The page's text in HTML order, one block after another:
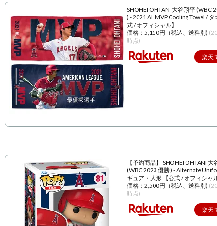
SHOHEI OHTANI 大谷翔平 (WBC
) - 2021 AL MVP Cooling Towel / タ
式 / オフィシャル】
価格：5,150円（税込、送料別)
時点)
楽天
【予約商品】 SHOHEI OHTANI 大
(WBC 2023 優勝 ) - Alternate
ギュア・人形 【公式 / オフィシャ
価格：2,500円（税込、送料別)
時点)
楽天